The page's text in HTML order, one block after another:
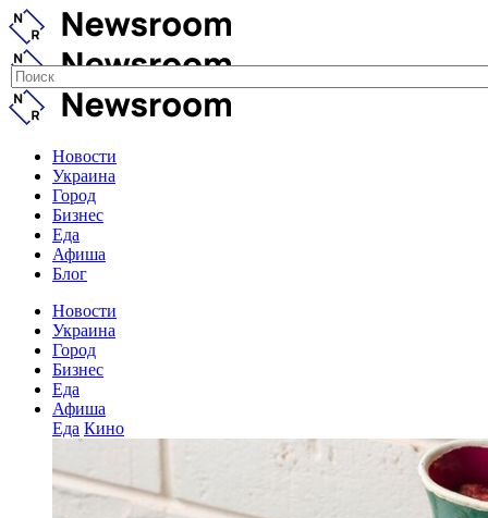
Новости
Украина
Город
Бизнес
Еда
Афиша
Блог
Новости
Украина
Город
Бизнес
Еда
Афиша
Еда Кино